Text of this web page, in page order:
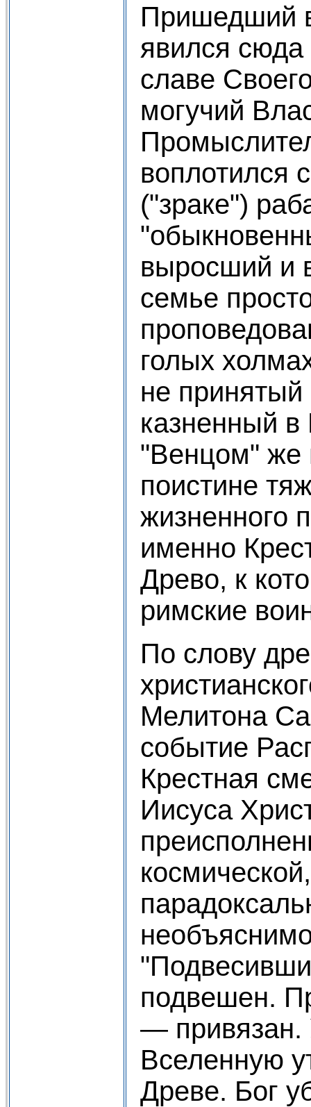
Пришедший
явился
славе
могучий
воплотился
("зраке")
выросший и
семье
голых
не
казненный
"Венцом" же
поистине
жизненного
именно
Древо, к
римские
По слову
Мелитона
событие
Крестная
Иисуса
подвешен.
— привязан.
Вселенную
Древе. Бог